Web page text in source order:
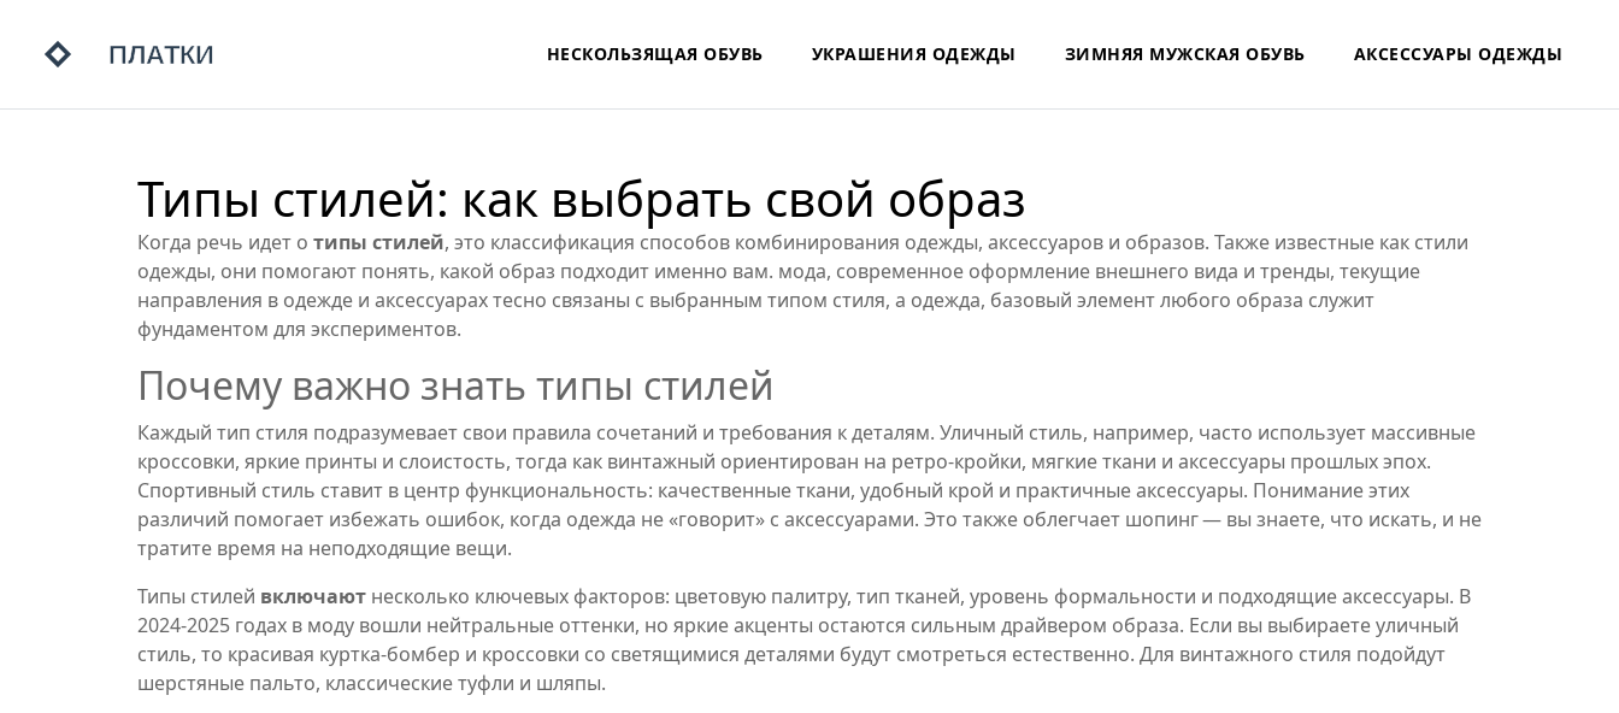
НЕСКОЛЬЗЯЩАЯ ОБУВЬ УКРАШЕНИЯ ОДЕЖДЫ ЗИМНЯЯ МУЖСКАЯ ОБУВЬ АКСЕССУАРЫ ОДЕЖДЫ
Типы стилей: как выбрать свой образ
Когда речь идет о типы стилей, это классификация способов комбинирования одежды, аксессуаров и образов. Также известные как стили
одежды, они помогают понять, какой образ подходит именно вам. мода, современное оформление внешнего вида и тренды, текущие
направления в одежде и аксессуарахтесно связаны с выбранным типом стиля, а одежда, базовый элемент любого образа служит
фундаментом для экспериментов.
Почему важно знать типы стилей
Каждый тип стиля подразумевает свои правила сочетаний и требования к деталям. Уличный стиль, например, часто использует массивные
кроссовки, яркие принты и слоистость, тогда как винтажный ориентирован на ретро‑кройки, мягкие ткани и аксессуары прошлых эпох.
Спортивный стиль ставит в центр функциональность: качественные ткани, удобный крой и практичные аксессуары. Понимание этих
различий помогает избежать ошибок, когда одежда не «говорит» с аксессуарами. Это также облегчает шопинг — вы знаете, что искать, и не
тратите время на неподходящие вещи.
Типы стилей включают несколько ключевых факторов: цветовую палитру, тип тканей, уровень формальности и подходящие аксессуары. В
2024‑2025 годах в моду вошли нейтральные оттенки, но яркие акценты остаются сильным драйвером образа. Если вы выбираете уличный
стиль, то красивая куртка‑бомбер и кроссовки со светящимися деталями будут смотреться естественно. Для винтажного стиля подойдут
шерстяные пальто, классические туфли и шляпы.